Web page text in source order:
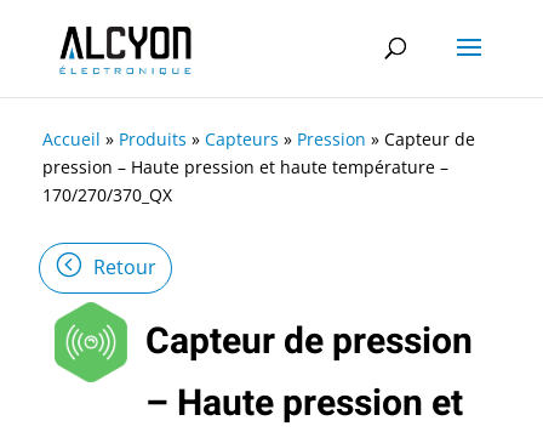
Accueil » Produits » Capteurs » Pression » Capteur de
pression – Haute pression et haute température –
170/270/370_QX
Retour
Capteur de pression
– Haute pression et